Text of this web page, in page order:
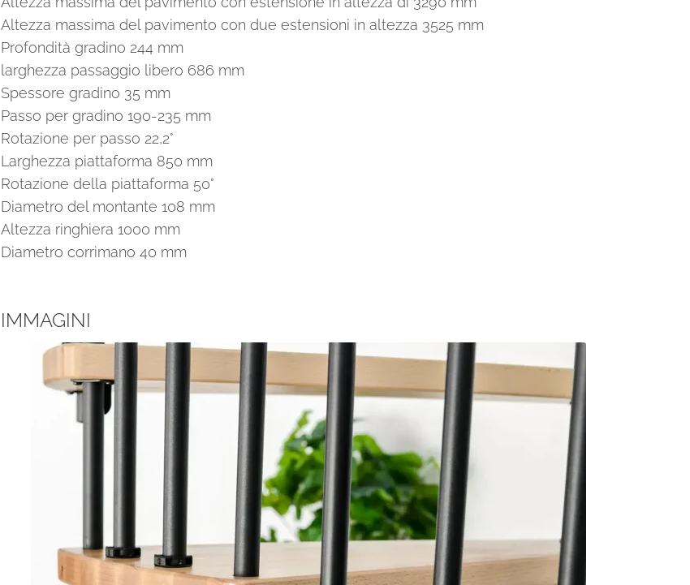
Altezza massima del pavimento con due estensioni in altezza 3525 mm
Profondità gradino 244 mm
larghezza passaggio libero 686 mm
Spessore gradino 35 mm
Passo per gradino 190-235 mm
Rotazione per passo 22,2°
Larghezza piattaforma 850 mm
Rotazione della piattaforma 50°
Diametro del montante 108 mm
Altezza ringhiera 1000 mm
Diametro corrimano 40 mm
IMMAGINI